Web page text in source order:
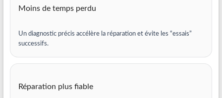
Moins de temps perdu
Un diagnostic précis accélère la réparation et évite les “essais”
successifs.
Réparation plus fiable